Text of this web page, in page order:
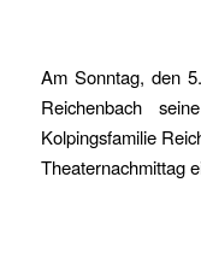
Am Sonntag, den
Reichenbach
Kolpingsfamilie
Theaternachmittag